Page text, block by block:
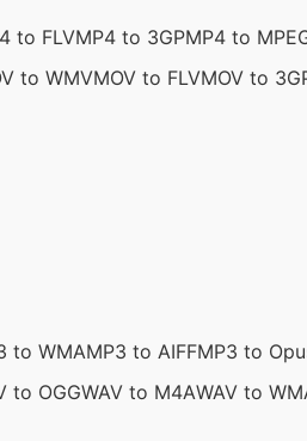
to FLVMP4 to 3GPMP4 to
to WMVMOV to FLVMOV to
to WMAMP3 to AIFFMP3 to
to OGGWAV to M4AWAV to